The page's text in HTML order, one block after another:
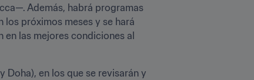
Además, habrá programas
próximos meses y se hará
las mejores condiciones al
en los que se revisarán y